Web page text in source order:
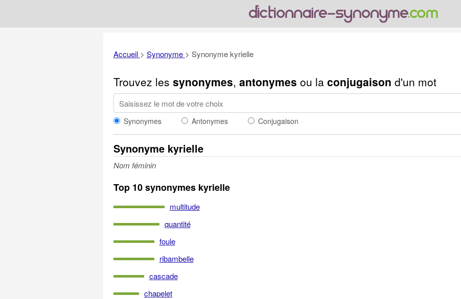
Accueil > Synonyme > Synonyme kyrielle
Trouvez les synonymes, antonymes ou la conjugaison d'un mot
Synonymes Antonymes Conjugaison
Synonyme kyrielle
Nom féminin
Top 10 synonymes kyrielle
multitude
quantité
foule
ribambelle
cascade
chapelet